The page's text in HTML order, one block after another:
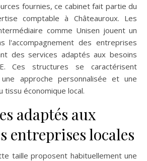
fournies, ce cabinet fait partie du
comptable à Châteauroux. Les
comme Unisen jouent un
l'accompagnement des entreprises
des services adaptés aux besoins
Ces structures se caractérisent
approche personnalisée et une
tissu économique local.
adaptés aux
entreprises locales
taille proposent habituellement une